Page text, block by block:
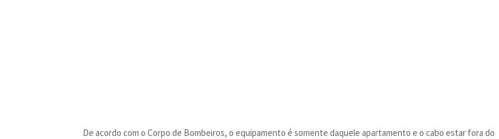
De acordo com o Corpo de Bombeiros, o equipamento é somente daquele apartamento e o cabo estar fora do